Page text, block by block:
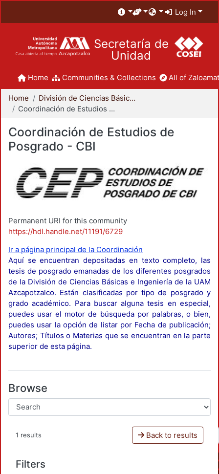
Log In
Secretaría de
Unidad
Home Communities & Collections All of
Home
División de Ciencias Básicas e Ingeniería
Coordinación de Estudios de Posgrado - CBI
Coordinación de Estudios de
Posgrado - CBI
Permanent URI for this community
https://hdl.handle.net/11191/6729
Ir a página principal de la Coordinación
Aquí se encuentran depositadas en texto completo, las
tesis de posgrado emanadas de los diferentes posgrados
de la División de Ciencias Básicas e Ingeniería de la UAM
Azcapotzalco. Están clasificadas por tipo de posgrado y
grado académico. Para buscar alguna tesis en especial,
puedes usar el motor de búsqueda por palabras, o bien,
puedes usar la opción de listar por Fecha de publicación;
Autores; Títulos o Materias que se encuentran en la parte
superior de esta página.
Browse
1 results Back to results
Filters